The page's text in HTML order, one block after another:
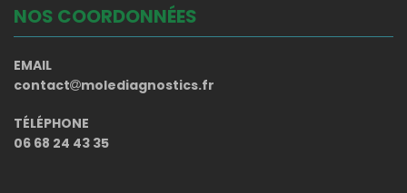
NOS COORDONNÉES
EMAIL
contact
molediagnostics.fr
TÉLÉPHONE
06 68 24 43 35